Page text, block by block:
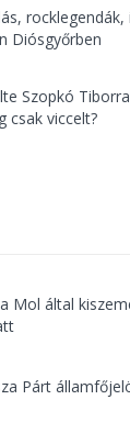
rocklegendák,
Diósgyőrben
Szopkó
csak viccelt?
Mol által
Párt